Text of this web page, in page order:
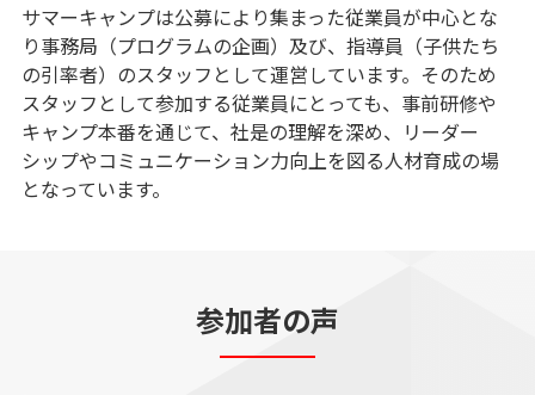
サマーキャンプは公募により集まった従業員が中心とな
り事務局（プログラムの企画）及び、指導員（子供たち
の引率者）のスタッフとして運営しています。そのため
スタッフとして参加する従業員にとっても、事前研修や
キャンプ本番を通じて、社是の理解を深め、リーダー
シップやコミュニケーション力向上を図る人材育成の場
となっています。​
参加者の声​